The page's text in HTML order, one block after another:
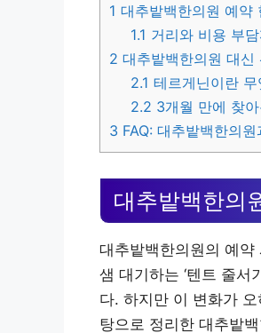
1 대추밭백한의원 예약
1.1 거리와 비용 부
2 대추밭백한의원 대신
2.1 테르게닌이란
2.2 3개월 만에 찾
3 FAQ: 대추밭백한의
대추밭백한의
대추밭백한의원의 예
샘 대기하는 ‘텐트 줄서
다. 하지만 이 변화가
탕으로 정리한 대추밭